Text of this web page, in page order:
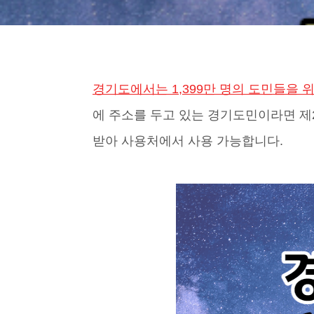
경기도에서는 1,399만 명의 도민들을
에 주소를 두고 있는 경기도민이라면
받아 사용처에서 사용 가능합니다.